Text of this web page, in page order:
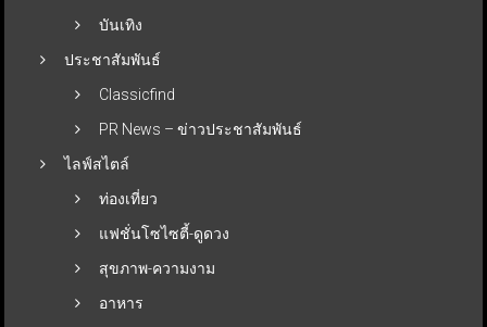
บันเทิง
ประชาสัมพันธ์
Classicfind
PR News – ข่าวประชาสัมพันธ์
ไลฟ์สไตล์
ท่องเที่ยว
แฟชั่นโซไซตี้-ดูดวง
สุขภาพ-ความงาม
อาหาร